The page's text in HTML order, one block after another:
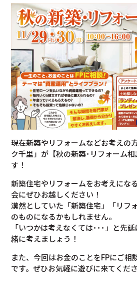
現在新築やリフォームなどお考えの
ク千里」が【秋の新築･リフォーム
す！
新築住宅やリフォームをお考えにな
会にぜひお越しください！
漠然としていた「新築住宅」「リフ
のものになるかもしれません。
「いつかは考えなくては･･･」と先
緒に考えましょう！
また、今回はお金のことをFPにご相
です。ぜひお気軽に遊びに来てくだ